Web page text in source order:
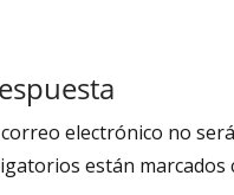
electrónico no
están marcados